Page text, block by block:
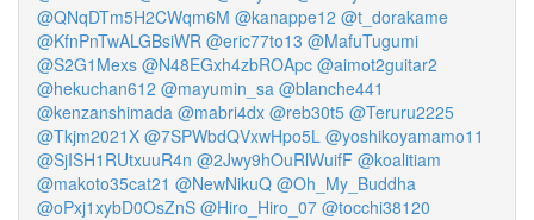
@QNqDTm5H2CWqm6M @kanappe12 @t_dorakame
@KfnPnTwALGBsiWR @eric77to13 @MafuTugumi
@S2G1Mexs @N48EGxh4zbROApc @aimot2guitar2
@hekuchan612 @mayumin_sa @blanche441
@kenzanshimada @mabri4dx @reb30t5 @Teruru2225
@Tkjm2021X @7SPWbdQVxwHpo5L @yoshikoyamamo11
@SjISH1RUtxuuR4n @2Jwy9hOuRlWuifF @koalitiam
@makoto35cat21 @NewNikuQ @Oh_My_Buddha
@oPxj1xybD0OsZnS @Hiro_Hiro_07 @tocchi38120